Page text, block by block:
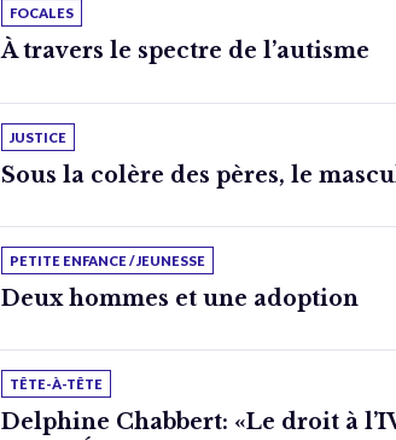
FOCALES
À travers le spectre de l’autisme
JUSTICE
Sous la colère des pères, le
PETITE ENFANCE / JEUNESSE
Deux hommes et une adoption
TÊTE-À-TÊTE
Delphine Chabbert: «Le droit à